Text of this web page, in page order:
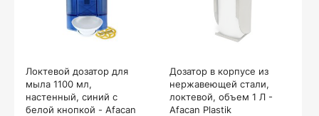
Локтевой дозатор для
мыла 1100 мл,
настенный, синий с
белой кнопкой - Afacan
Дозатор в корпусе из
нержавеющей стали,
локтевой, объем 1 Л -
Afacan Plastik